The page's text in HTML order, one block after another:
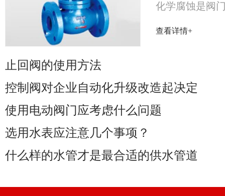
化学腐蚀是阀
率取决于阀门
查看详情+
止回阀的使用方法
控制阀对企业自动化升级改造起决定
使用电动阀门应考虑什么问题
选用水表应注意几个事项？
什么样的水管才是最合适的供水管道